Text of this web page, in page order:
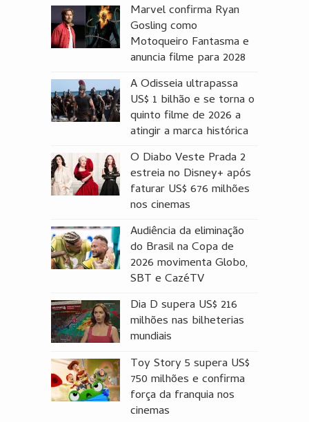
Marvel confirma Ryan
Gosling como
Motoqueiro Fantasma e
anuncia filme para 2028
A Odisseia ultrapassa
US$ 1 bilhão e se torna o
quinto filme de 2026 a
atingir a marca histórica
O Diabo Veste Prada 2
estreia no Disney+ após
faturar US$ 676 milhões
nos cinemas
Audiência da eliminação
do Brasil na Copa de
2026 movimenta Globo,
SBT e CazéTV
Dia D supera US$ 216
milhões nas bilheterias
mundiais
Toy Story 5 supera US$
750 milhões e confirma
força da franquia nos
cinemas